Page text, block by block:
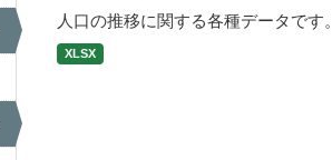
人口の推移に関する各種データです。
XLSX